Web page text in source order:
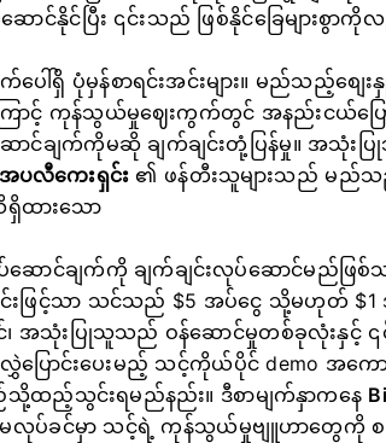
ာင်နိုင်ပြီး ၎င်းသည် ဖြစ်နိုင်ခြေများစွာ
ပေါ်ရှိ ပုံမှန်စာရင်းအင်းများ။ မည်သည့်
ြောင့် ကုန်သွယ်မှုဈေးကွက်တွင် အနည်းငယ်ပြ
င်ချက်ကိုမဆို ချက်ချင်းတုံ့ပြန်မှု။ အ
အပလီကေးရှင်း ၏ ဖန်တီးသူများသည် မည်သည့်နှ
ထားသော
ဆောင်ချက်ကို ချက်ချင်းလုပ်ဆောင်မည်ဖြစ်
းဖြင့်သာ သင်သည် $5 အပ်ငွေ သို့မဟုတ်
၊ အသုံးပြုသူသည် ဝန်ဆောင်မှုတစ်ခုလုံးနှင့် ၎
လွှဲပြောင်းပေးမည့် သင့်ကိုယ်ပိုင် demo အ
ထည့်သွင်းရမည်နည်း။ ဒီစာမျက်နှာကနေ
ပ်ခင်မှာ သင့်ရဲ့ ကုန်သွယ်မှုဗျူဟာတွေကို စမ်